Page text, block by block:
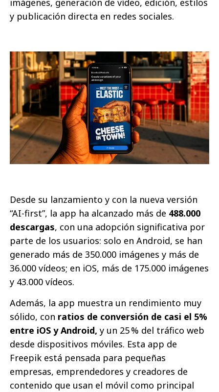
imágenes, generación de vídeo, edición, estilos
y publicación directa en redes sociales.
Desde su lanzamiento y con la nueva versión
“AI-first”, la app ha alcanzado más de 488.000
descargas, con una adopción significativa por
parte de los usuarios: solo en Android, se han
generado más de 350.000 imágenes y más de
36.000 vídeos; en iOS, más de 175.000 imágenes
y 43.000 vídeos.
Además, la app muestra un rendimiento muy
sólido, con ratios de conversión de casi el 5%
entre iOS y Android, y un 25% del tráfico web
desde dispositivos móviles. Esta app de
Freepik está pensada para pequeñas
empresas, emprendedores y creadores de
contenido que usan el móvil como principal